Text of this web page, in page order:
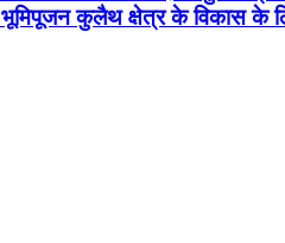
कुलैथ क्षेत्र के विकास के